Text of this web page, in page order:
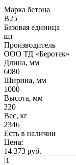
Марка бетона
B25
Базовая единица
шт
Производитель
ООО ТД «Беротек»
Длина, мм
6080
Ширина, мм
1000
Высота, мм
220
Вес, кг
2346
Есть в наличии
Цена:
14 373 руб.